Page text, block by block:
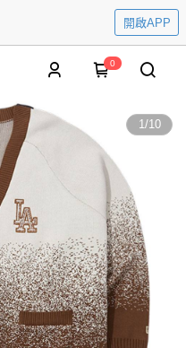
開啟APP
0
1/10